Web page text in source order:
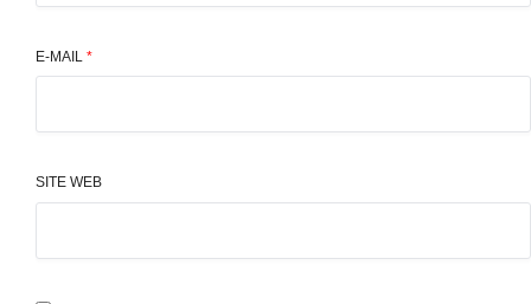
E-MAIL *
SITE WEB